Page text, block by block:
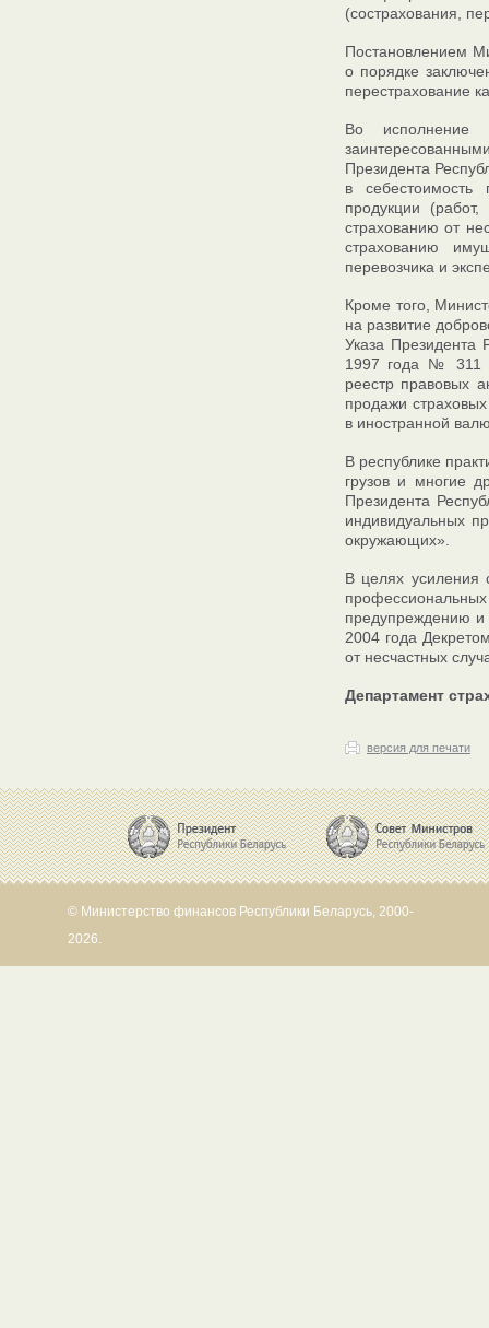
(сострахования,
Постановлением
о порядке
перестрахование
Во исполнение
Президента
в себестоимость
продукции
страхованию от
страхованию
перевозчика и
Кроме того,
на развитие
Указа Президента
1997 года № 311
реестр правовых
продажи
в иностранной
В республике
грузов и многие
Президента
индивидуальных
окружающих».
В целях усиления
предупреждению и
2004 года
от несчастных
Департамент
версия для печати
© Министерство финансов Республики Беларусь, 2000-
2026.